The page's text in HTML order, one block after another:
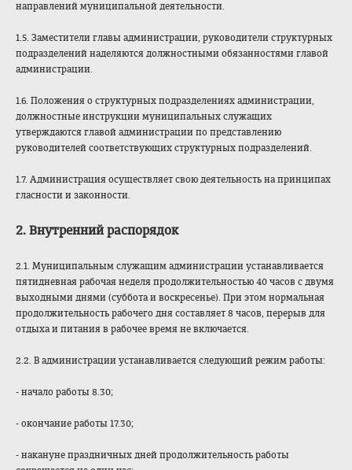
направлений муниципальной деятельности.
1.5. Заместители главы администрации, руководители структурных
подразделений наделяются должностными обязанностями главой
администрации.
1.6. Положения о структурных подразделениях администрации,
должностные инструкции муниципальных служащих
утверждаются главой администрации по представлению
руководителей соответствующих структурных подразделений.
1.7. Администрация осуществляет свою деятельность на принципах
гласности и законности.
2. Внутренний распорядок
2.1. Муниципальным служащим администрации устанавливается
пятидневная рабочая неделя продолжительностью 40 часов с двумя
выходными днями (суббота и воскресенье). При этом нормальная
продолжительность рабочего дня составляет 8 часов, перерыв для
отдыха и питания в рабочее время не включается.
2.2. В администрации устанавливается следующий режим работы:
- начало работы 8.30;
- окончание работы 17.30;
- накануне праздничных дней продолжительность работы